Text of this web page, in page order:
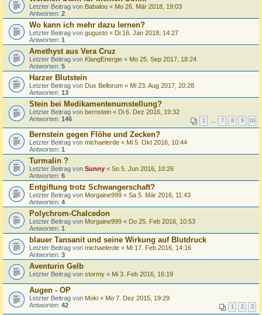
Letzter Beitrag von Babaloo « Mo 26. Mär 2018, 19:03
Antworten: 2
Wo kann ich mehr dazu lernen?
Letzter Beitrag von gugusto « Di 16. Jan 2018, 14:27
Antworten: 1
Amethyst aus Vera Cruz
Letzter Beitrag von KlangEnergie « Mo 25. Sep 2017, 18:24
Antworten: 5
Harzer Blutstein
Letzter Beitrag von Dux Bellorum « Mi 23. Aug 2017, 20:28
Antworten: 13
Stein bei Medikamentenumstellung?
Letzter Beitrag von bernstein « Di 6. Dez 2016, 19:32
Antworten: 146 1 7 8 9 10
Bernstein gegen Flöhe und Zecken?
Letzter Beitrag von michaelerde « Mi 5. Okt 2016, 10:44
Antworten: 1
Turmalin ?
Letzter Beitrag von Sunny « So 5. Jun 2016, 10:26
Antworten: 6
Entgiftung trotz Schwangerschaft?
Letzter Beitrag von Morgaine999 « Sa 5. Mär 2016, 11:43
Antworten: 4
Polychrom-Chalcedon
Letzter Beitrag von Morgaine999 « Do 25. Feb 2016, 10:53
Antworten: 1
blauer Tansanit und seine Wirkung auf Blutdruck
Letzter Beitrag von michaelerde « Mi 17. Feb 2016, 14:16
Antworten: 3
Aventurin Gelb
Letzter Beitrag von stormy « Mi 3. Feb 2016, 16:19
Augen - OP
Letzter Beitrag von Moki « Mo 7. Dez 2015, 19:29
Antworten: 42 1 2 3